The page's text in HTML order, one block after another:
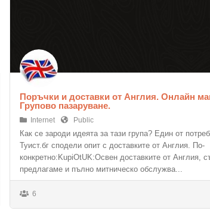
Поръчки и доставки от Англия. Онлайн
Групово пазаруване.
Internet Public
Как се зароди идеята за тази група? Един от
Туист.бг сподели опит с доставките от Англия. По-
конкретно:KupiOtUK:Освен доставките от Англия,
предлагаме и пълно митническо обслужва...
6